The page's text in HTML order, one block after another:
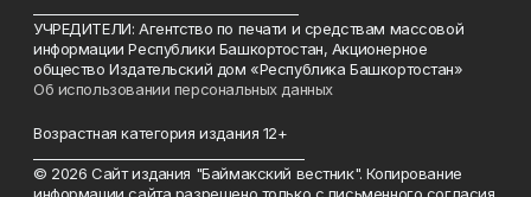
УЧРЕДИТЕЛИ: Агентство по печати и средствам массовой
информации Республики Башкортостан, Акционерное
общество Издательский дом «Республика Башкортостан»
Об использовании персональных данных
Возрастная категория издания 12+
© 2026 Сайт издания "Баймакский вестник". Копирование